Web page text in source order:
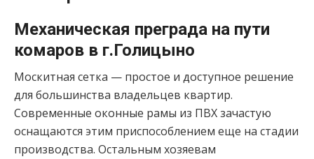
Механическая преграда на пути
комаров в г.Голицыно
Москитная сетка — простое и доступное решение
для большинства владельцев квартир.
Современные оконные рамы из ПВХ зачастую
оснащаются этим приспособлением еще на стадии
производства. Остальным хозяевам